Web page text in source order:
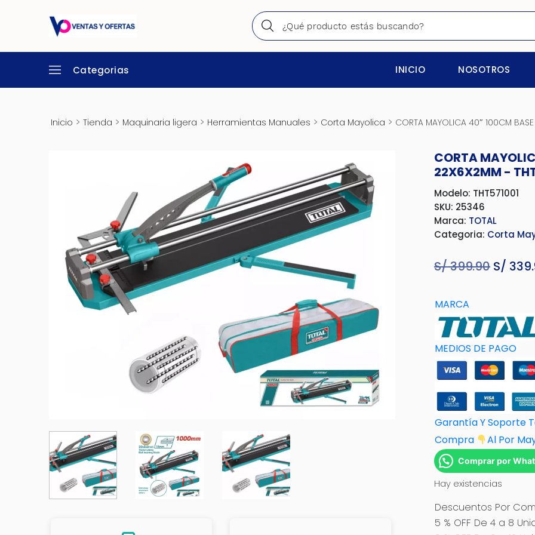
Categorias INICIO NOSOTROS
Inicio > Tienda > Maquinaria ligera > Herramientas Manuales > Corta Mayolica > CORTA MAYOLICA 40″ 100CM
CORTA
22X6X2MM -
Modelo: THT571001
SKU: 25346
Marca: TOTAL
Categoria: Corta
S/399.90 El
era:
S/
S/
MARCA
MEDIOS DE PAGO
Garantía Y Soporte
Compra
Al Por M
Comprar por
Hay existencias
Descuentos Por
5 % OFF De 4 a 8